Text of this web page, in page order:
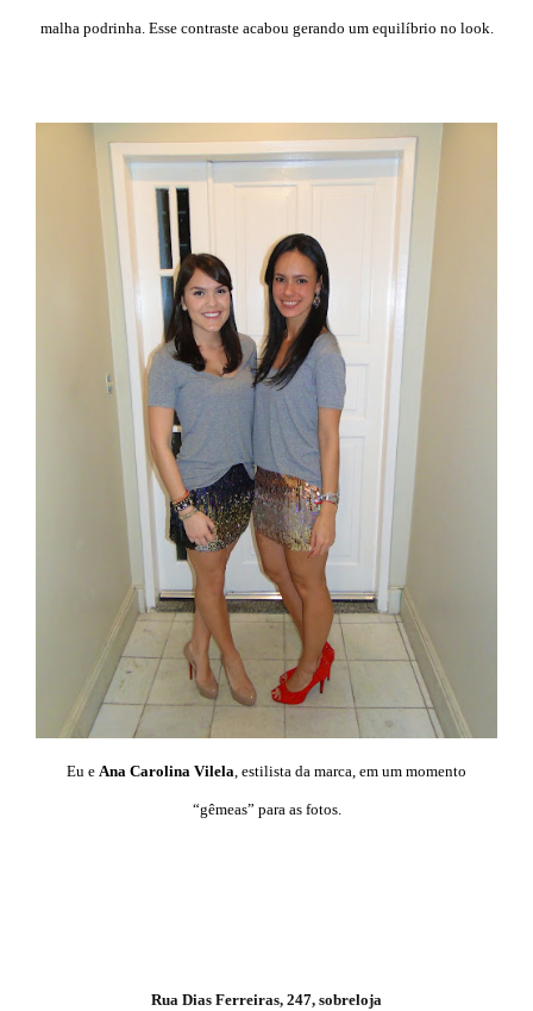
malha podrinha. Esse contraste acabou gerando um equilíbrio no look.
Eu e Ana Carolina Vilela, estilista da marca, em um momento
“gêmeas” para as fotos.
Rua Dias Ferreiras, 247, sobreloja